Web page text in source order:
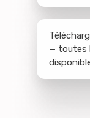
— toutes